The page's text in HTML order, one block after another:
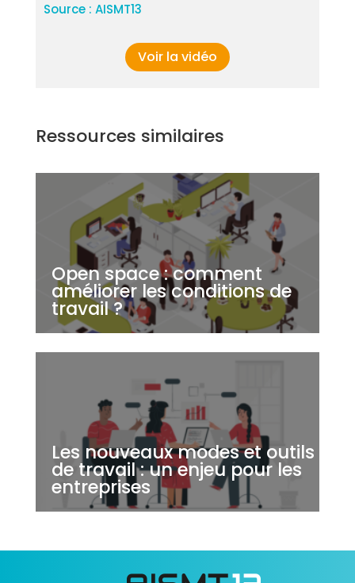
Source : AISMT13
Voir la vidéo
Ressources similaires
Open space : comment
améliorer les conditions de
travail ?
Les nouveaux modes et outils
de travail : un enjeu pour les
entreprises